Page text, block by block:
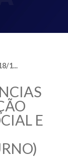
1...
E